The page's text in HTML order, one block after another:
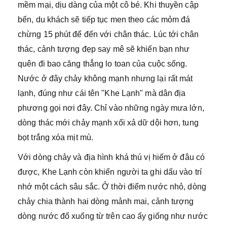
mềm mại, dịu dàng của một cô bé. Khi thuyền cập
bến, du khách sẽ tiếp tục men theo các mỏm đá
chừng 15 phút để đến với chân thác. Lúc tới chân
thác, cảnh tượng đẹp say mê sẽ khiến bạn như
quên đi bao căng thẳng lo toan của cuộc sống.
Nước ở đây chảy không mạnh nhưng lại rất mát
lạnh, đúng như cái tên "Khe Lạnh" mà dân địa
phương gọi nơi đây. Chỉ vào những ngày mưa lớn,
dòng thác mới chảy mạnh xối xả dữ dội hơn, tung
bọt trắng xóa mịt mù.
Với dòng chảy và địa hình khá thú vị hiếm ở đâu có
được, Khe Lạnh còn khiến người ta ghi dấu vào trí
nhớ một cách sâu sắc. Ở thời điểm nước nhỏ, dòng
chảy chia thành hai dòng mảnh mai, cảnh tượng
dòng nước đổ xuống từ trên cao ấy giống như nước